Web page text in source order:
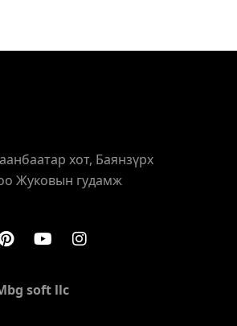
хот, Баянзүрх
Жуковын гудамж
soft llc